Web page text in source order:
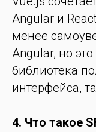
Angular и
менее
Angular, но
библиотека
интерфейса,
4. Что такое